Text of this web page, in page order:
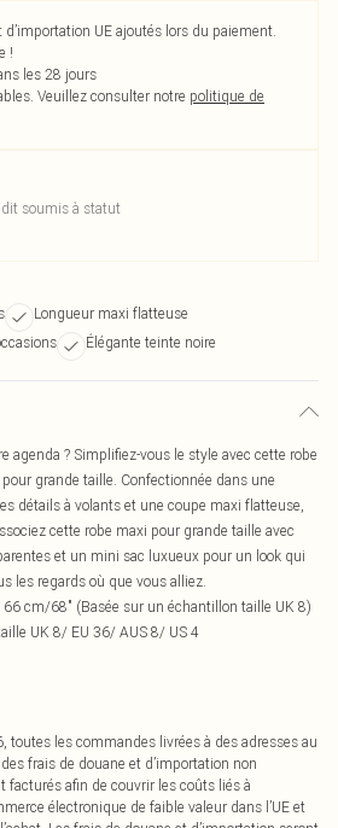
d’importation UE ajoutés lors du paiement.
!
les 28 jours
Veuillez consulter notre politique de
soumis à statut
Longueur maxi flatteuse
Élégante teinte noire
agenda ? Simplifiez-vous le style avec cette robe
grande taille. Confectionnée dans une
détails à volants et une coupe maxi flatteuse,
cette robe maxi pour grande taille avec
et un mini sac luxueux pour un look qui
les regards où que vous alliez.
cm/68" (Basée sur un échantillon taille UK 8)
UK 8/ EU 36/ AUS 8/ US 4
les commandes livrées à des adresses au
frais de douane et d’importation non
facturés afin de couvrir les coûts liés à
électronique de faible valeur dans l’UE et